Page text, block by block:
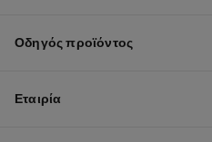
Οδηγός προϊόντος
Εταιρία